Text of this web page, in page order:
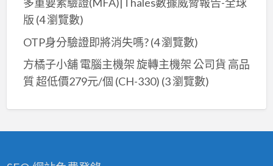
版 (4 瀏覽數)
OTP身分驗證即將消失嗎?(4 瀏覽數)
方橘子小舖 電腦主機架 旋轉主機架 公司貨 高品
質 超低價279元/個 (CH-330) (3 瀏覽數)